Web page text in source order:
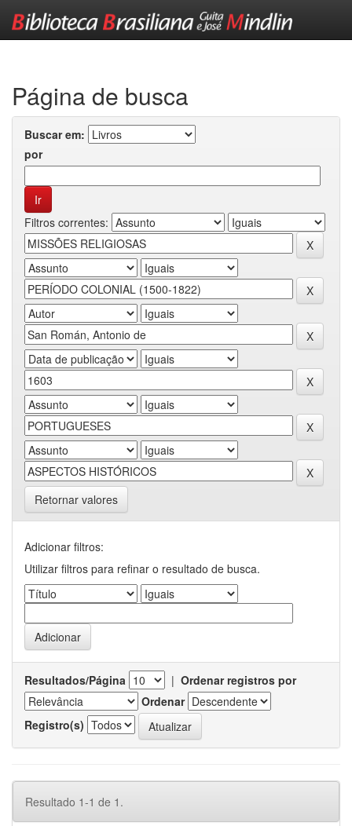
Página de busca
Buscar em:
por
Filtros correntes:
Retornar valores
Adicionar filtros:
Utilizar filtros para refinar o resultado de busca.
Resultados/Página | Ordenar registros por
Ordenar
Registro(s)
Resultado 1-1 de 1.